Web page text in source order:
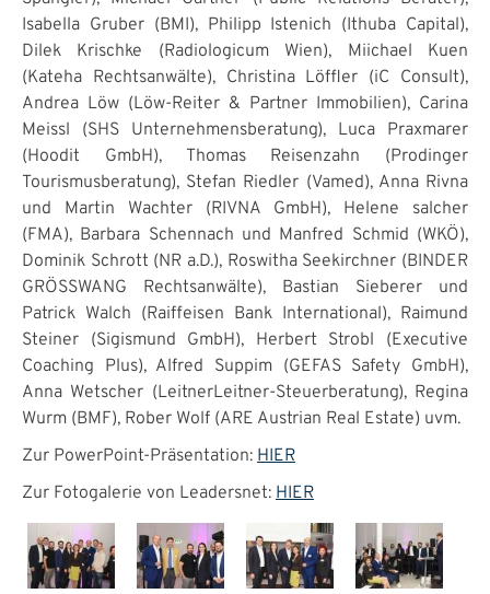
Isabella Gruber (BMI), Philipp Istenich (Ithuba Capital),
Dilek Krischke (Radiologicum Wien), Miichael Kuen
(Kateha Rechtsanwälte), Christina Löffler (iC Consult),
Andrea Löw (Löw-Reiter & Partner Immobilien), Carina
Meissl (SHS Unternehmensberatung), Luca Praxmarer
(Hoodit GmbH), Thomas Reisenzahn (Prodinger
Tourismusberatung), Stefan Riedler (Vamed), Anna Rivna
und Martin Wachter (RIVNA GmbH), Helene salcher
(FMA), Barbara Schennach und Manfred Schmid (WKÖ),
Dominik Schrott (NR a.D.), Roswitha Seekirchner (BINDER
GRÖSSWANG Rechtsanwälte), Bastian Sieberer und
Patrick Walch (Raiffeisen Bank International), Raimund
Steiner (Sigismund GmbH), Herbert Strobl (Executive
Coaching Plus), Alfred Suppim (GEFAS Safety GmbH),
Anna Wetscher (LeitnerLeitner-Steuerberatung), Regina
Wurm (BMF), Rober Wolf (ARE Austrian Real Estate) uvm.
Zur PowerPoint-Präsentation: HIER
Zur Fotogalerie von Leadersnet: HIER